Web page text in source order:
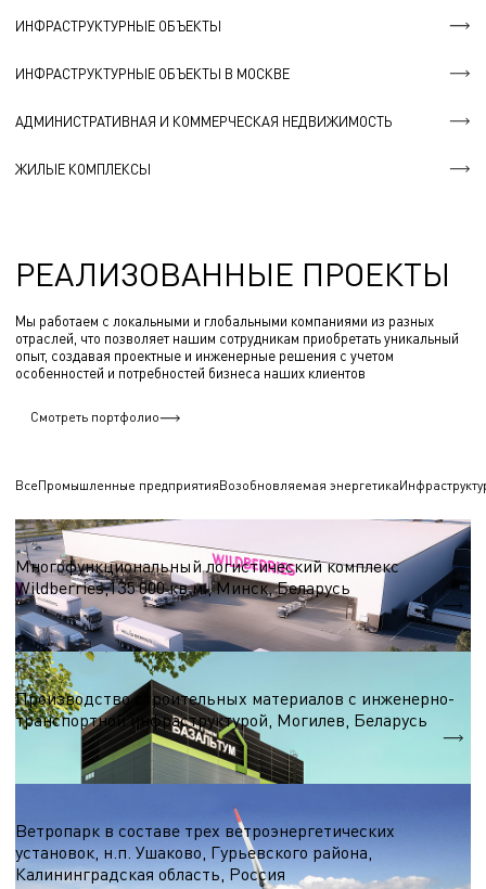
ИНФРАСТРУКТУРНЫЕ ОБЪЕКТЫ
ИНФРАСТРУКТУРНЫЕ ОБЪЕКТЫ В МОСКВЕ
АДМИНИСТРАТИВНАЯ И КОММЕРЧЕСКАЯ НЕДВИЖИМОСТЬ
ЖИЛЫЕ КОМПЛЕКСЫ
РЕАЛИЗОВАННЫЕ ПРОЕКТЫ
Мы работаем с локальными и глобальными компаниями из разных
отраслей, что позволяет нашим сотрудникам приобретать уникальный
опыт, создавая проектные и инженерные решения с учетом
особенностей и потребностей бизнеса наших клиентов
Смотреть портфолио
ВсеПромышленные предприятияВозобновляемая энергетика
Логистические центры и склады
Многофункциональный логистический комплекс
Wildberries,135 000 кв.м., Минск, Беларусь
S = 135 000 кв.м.
Строительные материалы
Производство строительных материалов с инженерно-
транспортной инфраструктурой, Могилев, Беларусь
S = 7 000 м.кв.
Ветропарк в составе трех ветроэнергетических
установок, н.п. Ушаково, Гурьевского района,
Калининградская область, Россия